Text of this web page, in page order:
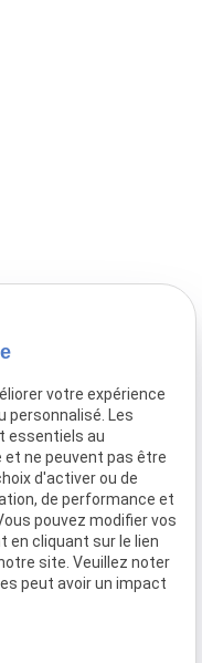
votre expérience
personnalisé. Les
essentiels au
ne peuvent pas être
d'activer ou de
de performance et
pouvez modifier vos
en cliquant sur le lien
site. Veuillez noter
peut avoir un impact